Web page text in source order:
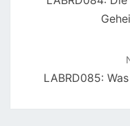
LABRD085: